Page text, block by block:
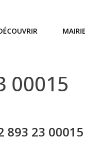
00015
893 23 00015